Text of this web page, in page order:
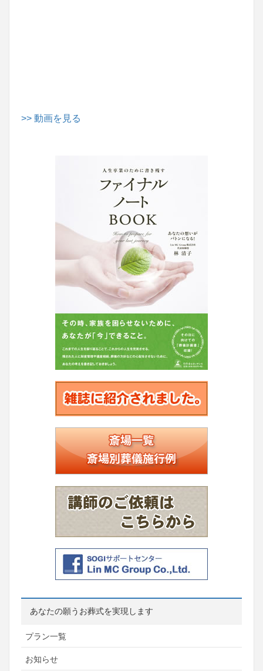
>> 動画を見る
あなたの願うお葬式を実現します
プラン一覧
お知らせ